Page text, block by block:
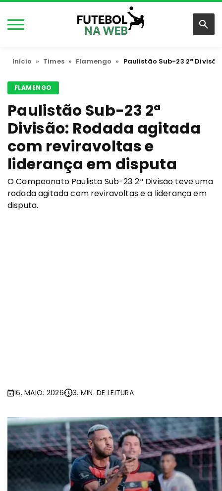
Início » Times » Flamengo » Paulistão Sub-23 2ª
FLAMENGO
Paulistão Sub-23 2ª
Divisão: Rodada agitada
com reviravoltas e
liderança em disputa
O Campeonato Paulista Sub-23 2ª Divisão teve uma
rodada agitada com reviravoltas e a liderança em
disputa.
16. MAIO. 2026 3. MIN. DE LEITURA